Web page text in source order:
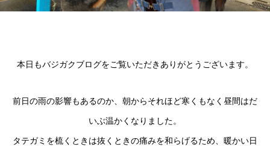
本日もバジガクブログをご覧いただきありがとうございます。
前日の雨の影響もあるのか、朝からそれほど寒くもなく昼間はだ
いぶ温かくなりました。
タテガミを梳くときは抜くときの痛みを和らげるため、暖かい日